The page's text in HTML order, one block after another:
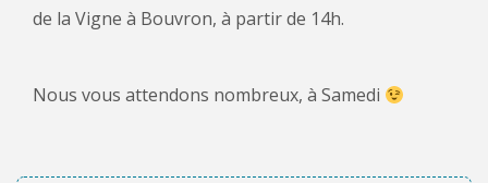
de la Vigne à Bouvron, à partir de 14h.
Nous vous attendons nombreux, à Samedi